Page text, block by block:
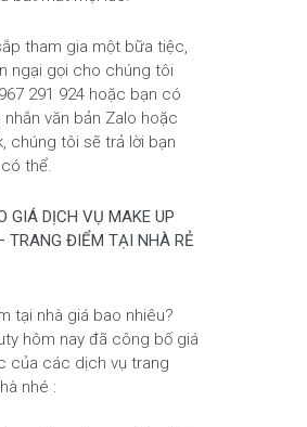
tham gia một bữa tiệc,
ngại gọi cho chúng tôi
291 924 hoặc bạn có
văn bản Zalo hoặc
chúng tôi sẽ trả lời bạn
thể.
GIÁ DỊCH VỤ MAKE UP
TRANG ĐIỂM TẠI NHÀ RẺ
tại nhà giá bao nhiêu?
hôm nay đã công bố giá
của các dịch vụ trang
nhé :